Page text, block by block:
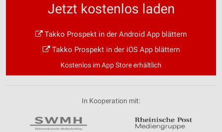
Jetzt kostenlos laden
Takko Prospekt in der Android App blättern
Takko Prospekt in der iOS App blättern
Kostenlos im App Store erhältlich
In Kooperation mit: